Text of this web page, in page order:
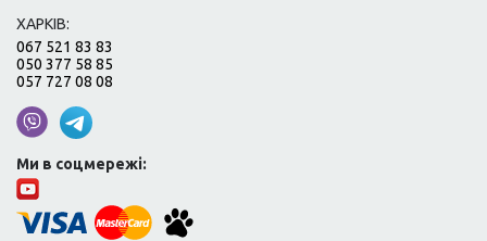
ХАРКІВ:
067 521 83 83
050 377 58 85
057 727 08 08
Ми в соцмережі: